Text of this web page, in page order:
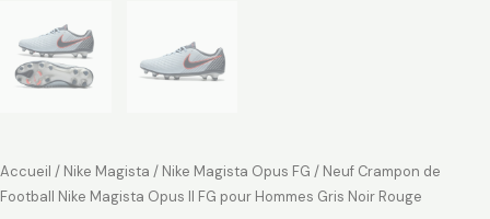
Accueil / Nike Magista / Nike Magista Opus FG / Neuf Crampon de
Football Nike Magista Opus II FG pour Hommes Gris Noir Rouge